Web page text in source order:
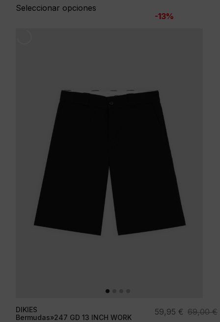
Seleccionar opciones
era:
es:
-13%
DIKIES
Bermudas»247 GD 13 INCH WORK
69,00€
El
59,95 €
El